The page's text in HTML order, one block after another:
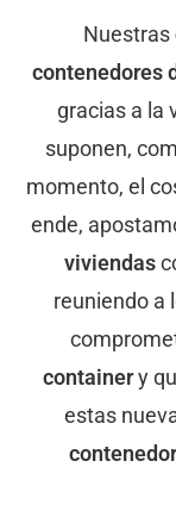
Nuestras
contenedores
gracias a la
suponen,
momento, el
ende,
viviendas
reuniendo a
containery
estas